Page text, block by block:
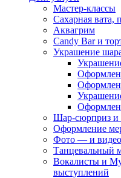
Мастер-классы
Сахарная вата,
Аквагрим
Candy Bar и
Украшение
Шар-сюрприз и
Оформление
Фото — и
Танцевальный
Вокалисты и
выступлений